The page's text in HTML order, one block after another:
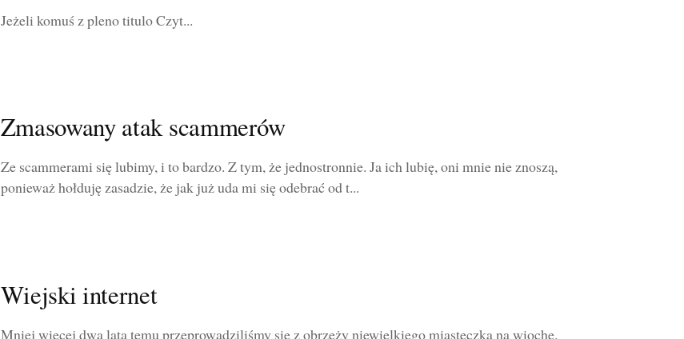
Jeżeli komuś z pleno titulo Czyt...
Zmasowany atak scammerów
Ze scammerami się lubimy, i to bardzo. Z tym, że jednostronnie. Ja ich lubię, oni mnie nie znoszą,
ponieważ hołduję zasadzie, że jak już uda mi się odebrać od t...
Wiejski internet
Mniej więcej dwa lata temu przeprowadziliśmy się z obrzeży niewielkiego miasteczka na wiochę.